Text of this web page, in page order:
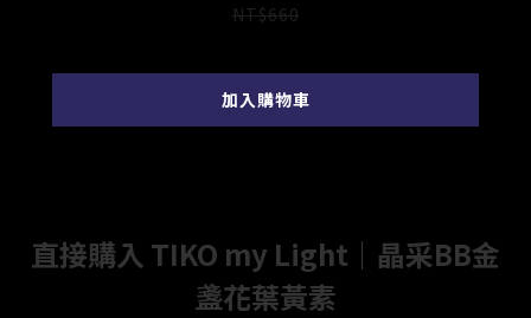
NT$660
加入購物車
直接購入 TIKO my Light｜晶采BB金
盞花葉黃素